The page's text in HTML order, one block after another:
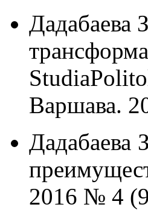
Дадабаева
Варшава.
2016 № 4